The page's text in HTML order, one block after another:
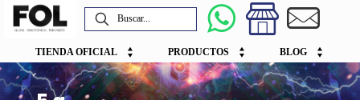
TIENDA OFICIAL PRODUCTOS BLOG